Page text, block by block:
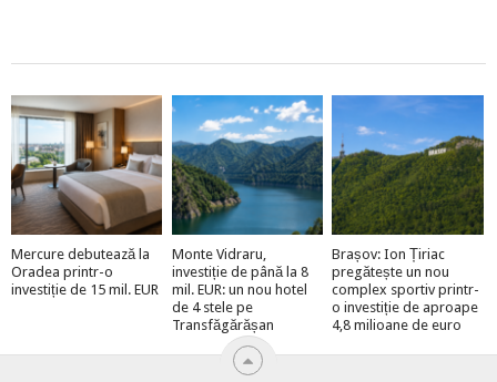
Mercure debutează la
Oradea printr-o
investiție de 15 mil. EUR
Monte Vidraru,
investiție de până la 8
mil. EUR: un nou hotel
de 4 stele pe
Transfăgărășan
Brașov: Ion Țiriac
pregătește un nou
complex sportiv printr-
o investiție de aproape
4,8 milioane de euro